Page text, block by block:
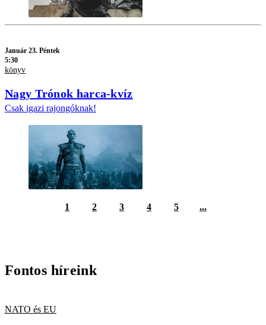
Január 23. Péntek
5:30
könyv
Nagy Trónok harca-kvíz
Csak igazi rajongóknak!
1 2 3 4 5 ...
Fontos híreink
NATO és EU